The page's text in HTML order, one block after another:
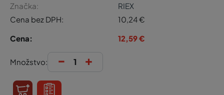
Značka:
RIEX
Cena bez DPH:
10,24€
Cena:
12,59€
Množstvo: - +